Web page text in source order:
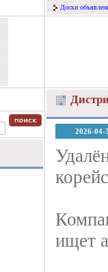
Доски
2026-04-
ищет